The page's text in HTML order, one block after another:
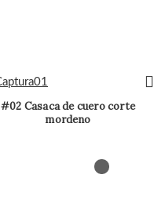
#02 Casaca de cuero corte
mordeno